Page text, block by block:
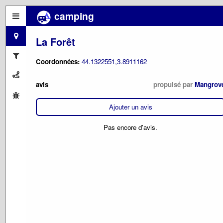
camping
La Forêt
Coordonnées: 44.1322551,3.8911162
avis propulsé par
Ajouter un avis
Pas encore d'avis.